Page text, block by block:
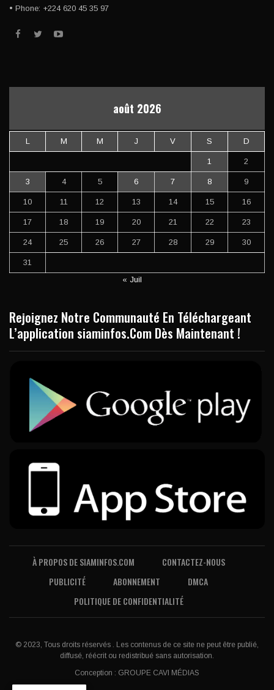
• Phone: +224 620 45 35 97
août 2026
L M M J V S D
1 2
3 4 5 6 7 8 9
10 11 12 13 14 15 16
17 18 19 20 21 22 23
24 25 26 27 28 29 30
31
« Juil
Rejoignez Notre Communauté En Téléchargeant
L’application siaminfos.Com Dès Maintenant !
À PROPOS DE SIAMINFOS.COM
CONTACTEZ-NOUS
PUBLICITÉ
ABONNEMENT
DMCA
POLITIQUE DE CONFIDENTIALITÉ
© 2023, Tous droits réservés . Les contenus de ce site ne peut être publié,
diffusé, réécrit ou redistribué sans autorisation.
Conception : GROUPE CAVI MÉDIAS